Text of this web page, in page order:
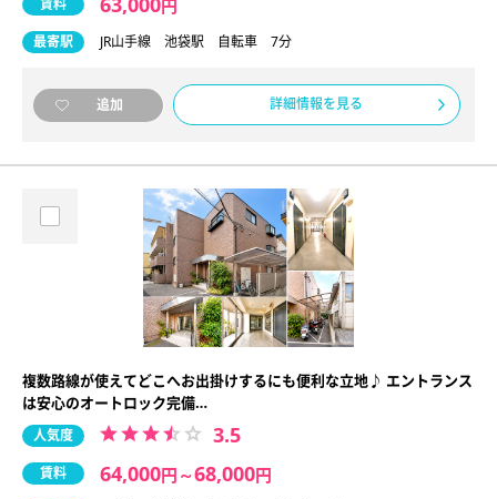
賃料 円
最寄駅 JR山手線 池袋駅 自転車 7分
追加 詳細情報を見る
複数路線が使えてどこへお出掛けするにも便利な立地♪ エントランス
は安心のオートロック完備…
人気度 3.5
賃料 64,000円 ～68,000円